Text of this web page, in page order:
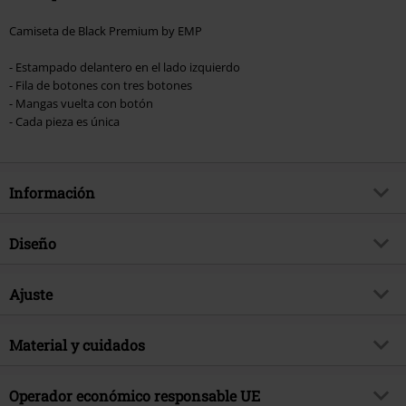
Camiseta de Black Premium by EMP
- Estampado delantero en el lado izquierdo
- Fila de botones con tres botones
- Mangas vuelta con botón
- Cada pieza es única
Información
Artículo no.
Brand
tema producto
Fecha de lanzamiento
2/17/25
Diseño
Tipo de producto
Estampada
Forma Escote
Cuello redondo con fila de
Ajuste
Forma/Tops
Material y cuidados
Material Externo 100% algodón
Operador económico responsable UE